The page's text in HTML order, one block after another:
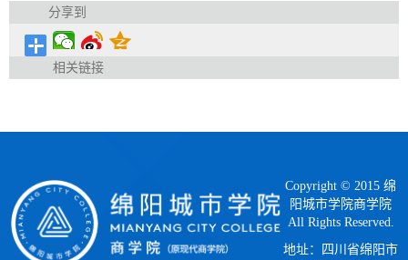
分享到
相关链接
Copyright © 2015 绵
阳城市学院商学院
All Rights Reserved.
地址：四川省绵阳市